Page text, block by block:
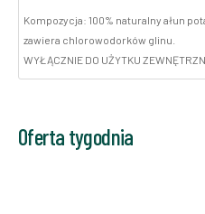
Kompozycja: 100% naturalny ałun
zawiera chlorowodorków glinu.
WYŁĄCZNIE DO UŻYTKU
Oferta tygodnia